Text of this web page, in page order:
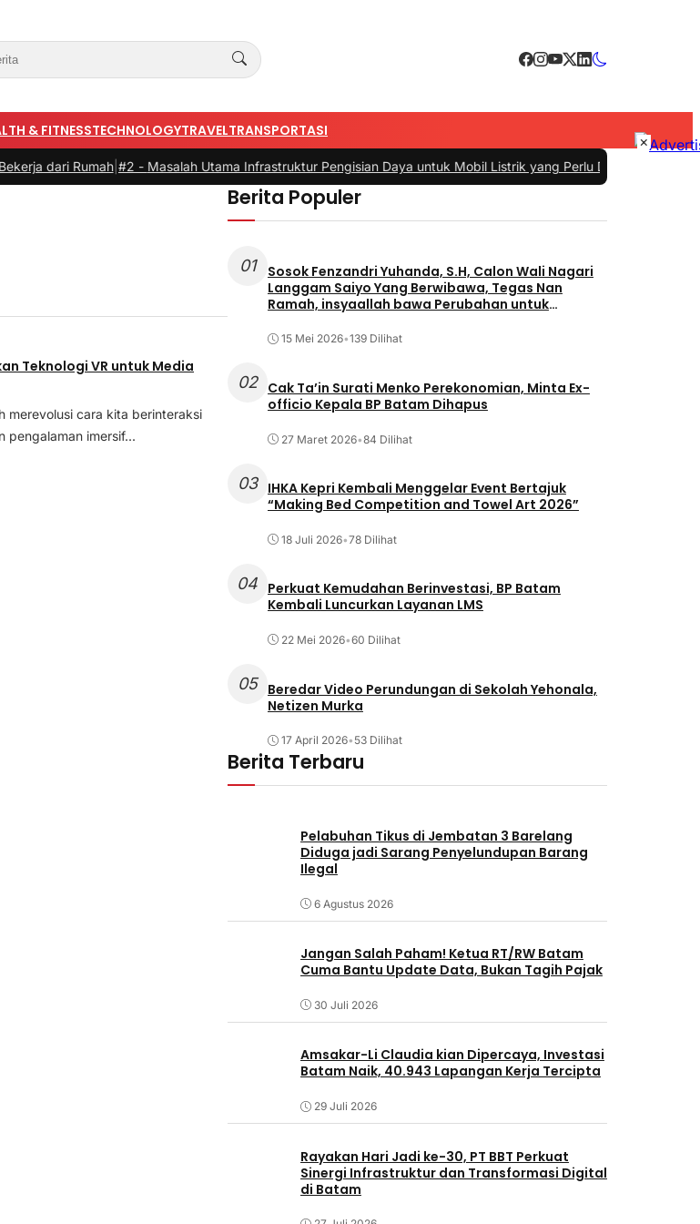
& FITNESSTECHNOLOGYTRAVELTRANSPORTASI
dari Rumah|#2 - Masalah Utama Infrastruktur Pengisian Daya untuk Mobil Listrik yang Perlu Diperhatikan
Teknologi VR untuk Media
merevolusi cara kita berinteraksi
pengalaman imersif...
Berita Populer
01
Sosok Fenzandri Yuhanda, S.H, Calon Wali Nagari
Langgam Saiyo Yang Berwibawa, Tegas Nan
Ramah, insyaallah bawa Perubahan untuk
15 Mei 2026•139 Dilihat
02
Cak Ta’in Surati Menko Perekonomian, Minta Ex-
officio Kepala BP Batam Dihapus
27 Maret 2026•84 Dilihat
03
IHKA Kepri Kembali Menggelar Event Bertajuk
“Making Bed Competition and Towel Art 2026”
18 Juli 2026•78 Dilihat
04 Perkuat Kemudahan Berinvestasi, BP Batam
Kembali Luncurkan Layanan LMS
22 Mei 2026•60 Dilihat
05
Beredar Video Perundungan di Sekolah Yehonala,
Netizen Murka
17 April 2026• 53 Dilihat
Berita Terbaru
Pelabuhan Tikus di Jembatan 3 Barelang
Diduga jadi Sarang Penyelundupan Barang
Ilegal
6 Agustus 2026
Jangan Salah Paham! Ketua RT/RW Batam
Cuma Bantu Update Data, Bukan Tagih Pajak
30 Juli 2026
Amsakar-Li Claudia kian Dipercaya, Investasi
Batam Naik, 40.943 Lapangan Kerja Tercipta
29 Juli 2026
Rayakan Hari Jadi ke-30, PT BBT Perkuat
Sinergi Infrastruktur dan Transformasi Digital
di Batam
×